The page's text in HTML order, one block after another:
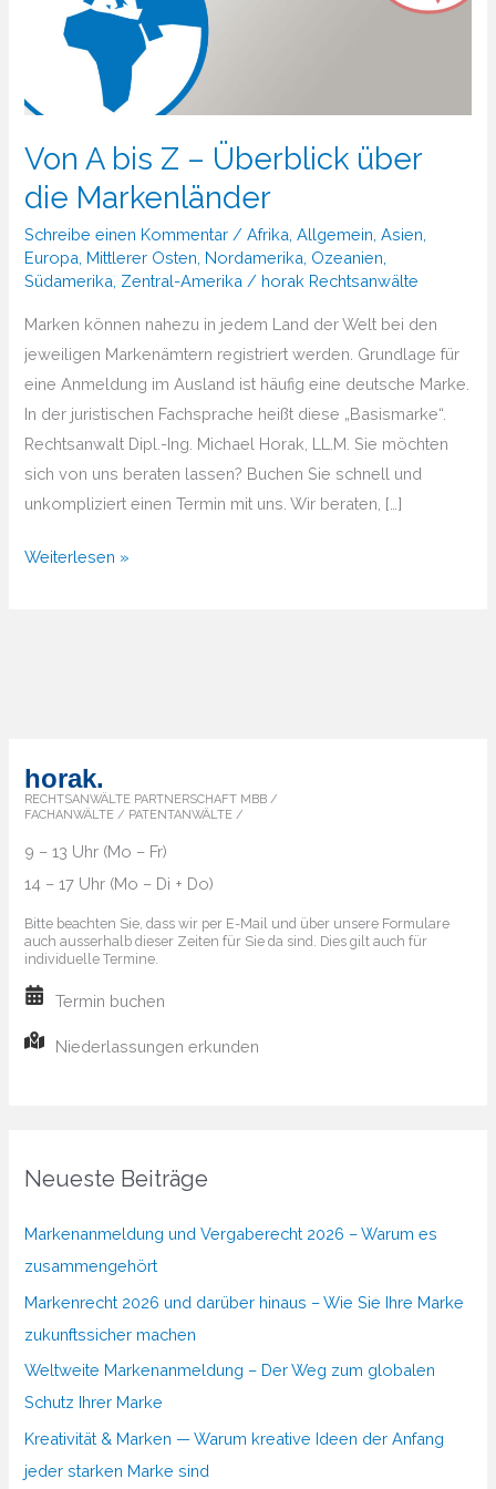
Von A bis Z – Überblick über
die Markenländer
Schreibe einen Kommentar /Afrika ,Allgemein ,Asien
Europa Mittlerer Osten Nordamerika Ozeanien
Südamerika Zentral-Amerika / horak Rechtsanwälte
Marken können nahezu in jedem Land der Welt bei den
jeweiligen Markenämtern registriert werden. Grundlage für
eine Anmeldung im Ausland ist häufig eine deutsche Marke.
In der juristischen Fachsprache heißt diese „Basismarke“.
Rechtsanwalt Dipl.-Ing. Michael Horak, LL.M. Sie möchten
sich von uns beraten lassen? Buchen Sie schnell und
unkompliziert einen Termin mit uns. Wir beraten, […]
Von
die
Markenländer
Weiterlesen »
horak.
RECHTSANWÄLTE PARTNERSCHAFT MBB /
FACHANWÄLTE / PATENTANWÄLTE /
9 – 13 Uhr (Mo – Fr)
14 – 17 Uhr (Mo – Di + Do)
Bitte beachten Sie, dass wir per E-Mail und über unsere Formulare
auch ausserhalb dieser Zeiten für Sie da sind. Dies gilt auch für
individuelle Termine.
Termin buchen
Niederlassungen erkunden
Neueste Beiträge
Markenanmeldung und Vergaberecht 2026 – Warum es
zusammengehört
Markenrecht 2026 und darüber hinaus – Wie Sie Ihre Marke
zukunftssicher machen
Weltweite Markenanmeldung – Der Weg zum globalen
Schutz Ihrer Marke
Kreativität & Marken — Warum kreative Ideen der Anfang
jeder starken Marke sind